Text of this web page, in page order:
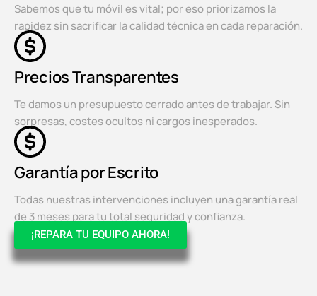
Sabemos que tu móvil es vital; por eso priorizamos la
rapidez sin sacrificar la calidad técnica en cada reparación.
Precios Transparentes
Te damos un presupuesto cerrado antes de trabajar. Sin
sorpresas, costes ocultos ni cargos inesperados.
Garantía por Escrito
Todas nuestras intervenciones incluyen una garantía real
de 3 meses para tu total seguridad y confianza.
¡REPARA TU EQUIPO AHORA!